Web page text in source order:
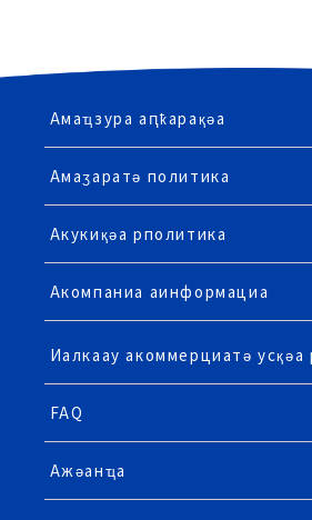
Амаҵзура аԥҟарақәа
Амаӡаратә политика
Акукиқәа рполитика
Акомпаниа аинформациа
Иалкаау акоммерциатә усқәа
FAQ
Ажәанҵа